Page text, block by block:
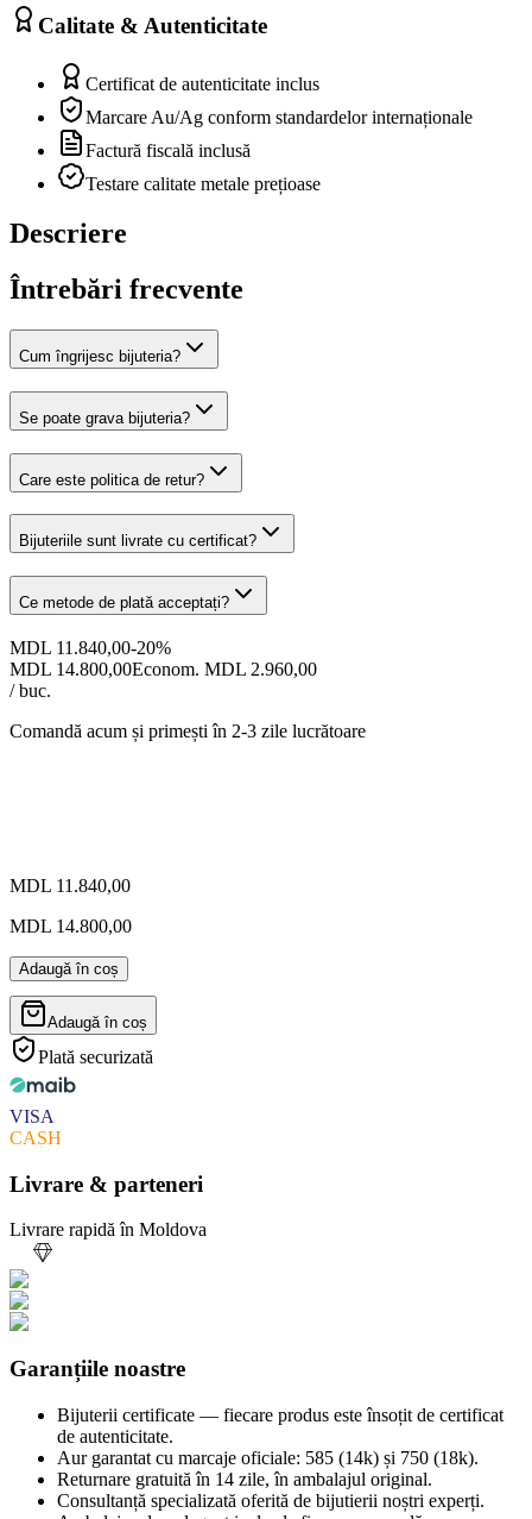
Calitate & Autenticitate
Certificat de autenticitate inclus
Marcare Au/Ag conform standardelor internaționale
Factură fiscală inclusă
Testare calitate metale prețioase
Descriere
Întrebări frecvente
Cum îngrijesc bijuteria?
Se poate grava bijuteria?
Care este politica de retur?
Bijuteriile sunt livrate cu certificat?
Ce metode de plată acceptați?
MDL 11.840,00-20%
MDL 14.800,00Econom. MDL 2.960,00
/ buc.
Comandă acum și primești în 2-3 zile lucrătoare
MDL 11.840,00
MDL 14.800,00
Adaugă în coș
Adaugă în coș
Plată securizată
VISA
CASH
Livrare & parteneri
Livrare rapidă în Moldova
Garanțiile noastre
Bijuterii certificate — fiecare produs este însoțit de certificat
de autenticitate.
Aur garantat cu marcaje oficiale: 585 (14k) și 750 (18k).
Returnare gratuită în 14 zile, în ambalajul original.
Consultanță specializată oferită de bijutierii noștri experți.